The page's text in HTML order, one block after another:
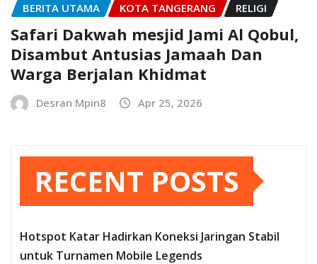
BERITA UTAMA KOTA TANGERANG RELIGI
Safari Dakwah mesjid Jami Al Qobul,
Disambut Antusias Jamaah Dan
Warga Berjalan Khidmat
Desran Mpin8 Apr 25, 2026
RECENT POSTS
Hotspot Katar Hadirkan Koneksi Jaringan Stabil
untuk Turnamen Mobile Legends